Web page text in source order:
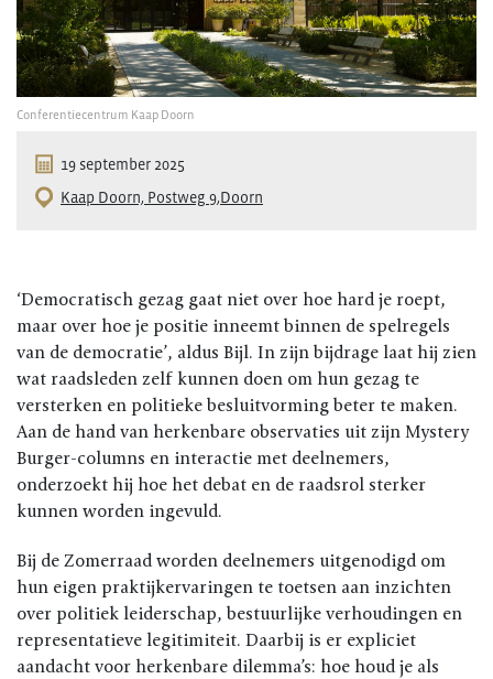
Conferentiecentrum Kaap Doorn
19 september 2025
Kaap Doorn, Postweg 9,Doorn
‘Democratisch gezag gaat niet over hoe hard je roept,
maar over hoe je positie inneemt binnen de spelregels
van de democratie’, aldus Bijl. In zijn bijdrage laat hij zien
wat raadsleden zelf kunnen doen om hun gezag te
versterken en politieke besluitvorming beter te maken.
Aan de hand van herkenbare observaties uit zijn Mystery
Burger-columns en interactie met deelnemers,
onderzoekt hij hoe het debat en de raadsrol sterker
kunnen worden ingevuld.
Bij de Zomerraad worden deelnemers uitgenodigd om
hun eigen praktijkervaringen te toetsen aan inzichten
over politiek leiderschap, bestuurlijke verhoudingen en
representatieve legitimiteit. Daarbij is er expliciet
aandacht voor herkenbare dilemma’s: hoe houd je als